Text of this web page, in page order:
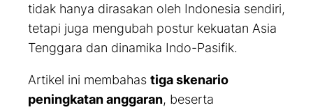
tidak hanya dirasakan oleh Indonesia sendiri,
tetapi juga mengubah postur kekuatan Asia
Tenggara dan dinamika Indo-Pasifik.
Artikel ini membahas tiga skenario
peningkatan anggaran, beserta